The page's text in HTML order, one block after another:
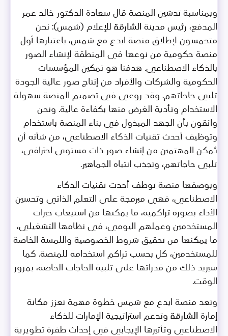
وبمناسبة تدشين المنصة قال سعادة الدكتور خالد عمر
المدفع، رئيس مدينة الشارقة للإعلام (شمس): نحن
متحمسون لإطلاق منصة ابدع مع شمس، باعتبارها أول
منصة حكومية من نوعها في المنطقة لإنشاء الصور
بالذكاء الاصطناعي. هدفنا هو تمكين المؤسسات
الحكومية والشركات والأفراد من إنتاج صور عالية الجودة
تلبي حاجاتهم. وقد روعي في تصميم المنصة سهولة
الاستخدام وتأدية الغرض منها بكفاءة عالية. ونحن
واثقون بأن الجهد المبذول في بناء المنصة باستخدام
وتوظيف أحدث تقنيات الذكاء الاصطناعي، من شأنه أن
يـُمكن المهتمين من إنشاء صور ذات مستوى احترافي،
تلبي حاجاتهم، وتجذب انتباه الجماهير.
وبوصفها منصة توظف أحدث تقنيات الذكاء
الاصطناعي، فهي مبرمجة على التعلم الذاتي وتحسين
الأداء بصورة تراكمية، ما يمكنها من استيعاب خبرات
المستخدمين وعملهم اليومي، في نظامها التشغيلي،
ما يمكنها من تحقيق شروط الخصوصية واللمسة الخاصة
للمستخدمين، كل بحسب تراكم استخدامه للمنصة. كما
سيزيد ذلك من قدراتها على تلبية الحاجات الخاصة، بمرور
الوقت.
وتعد منصة ابدع مع شمس خطوة مهمة تعزز مكانة
إمارة الشارقة وتدعم استراتيجية الإمارات للذكاء
الاصطناعي وتأثيرها الإيجابي في إحداث طفرة تطويرية